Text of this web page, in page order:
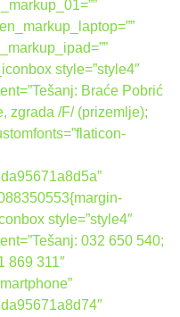
style=”style4″
Braće Pobrić
zgrada /F/ (prizemlje);
style=”style4″
032 650 540;
869 311″